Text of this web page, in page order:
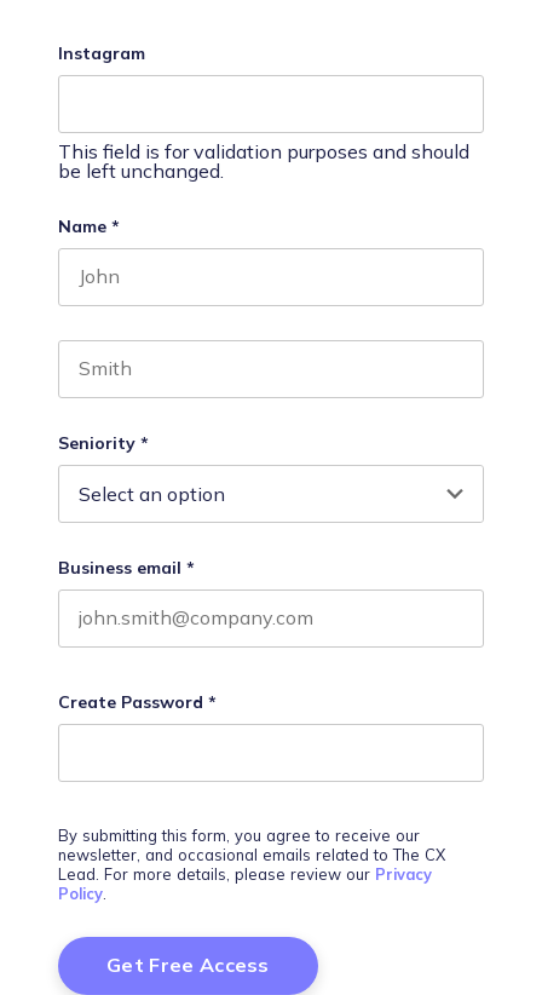
Instagram
This field is for validation purposes and should
be left unchanged.
Name *
Seniority *
Business email *
Create Password *
By submitting this form, you agree to receive our
newsletter, and occasional emails related to The CX
Lead. For more details, please review our Privacy
Policy.